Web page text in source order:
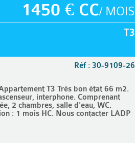
1450 € CC/ MOIS
T3
Réf : 30-9109-26
T3 Très bon état 66 m2.
interphone. Comprenant
2 chambres, salle d'eau, WC.
: 1 mois HC. Nous contacter LADP